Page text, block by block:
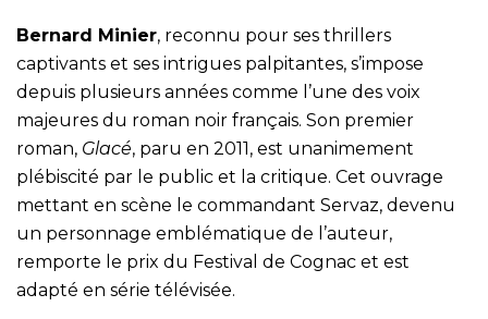
Bernard Minier, reconnu pour ses thrillers
captivants et ses intrigues palpitantes, s’impose
depuis plusieurs années comme l’une des voix
majeures du roman noir français. Son premier
roman, Glacé, paru en 2011, est unanimement
plébiscité par le public et la critique. Cet ouvrage
mettant en scène le commandant Servaz, devenu
un personnage emblématique de l’auteur,
remporte le prix du Festival de Cognac et est
adapté en série télévisée.